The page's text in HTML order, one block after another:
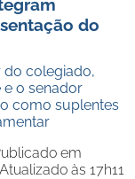
do
do colegiado,
e o senador
como suplentes
em
às 17h11